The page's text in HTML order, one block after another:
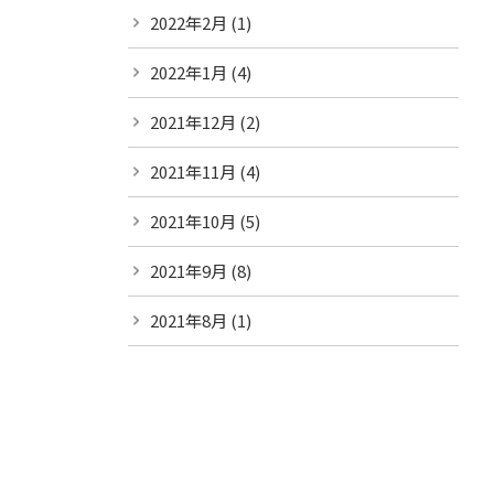
2022年2月 (1)
2022年1月 (4)
2021年12月 (2)
2021年11月 (4)
2021年10月 (5)
2021年9月 (8)
2021年8月 (1)